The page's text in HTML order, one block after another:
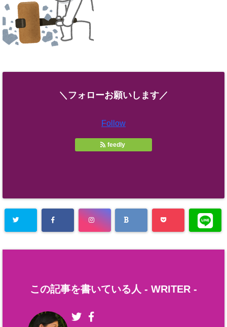
＼フォローお願いします／
Follow
feedly
この記事を書いている人 - WRITER -